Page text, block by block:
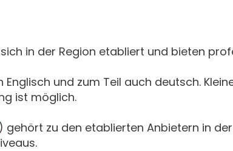
in der Region etabliert und bieten
und zum Teil auch deutsch.
ist möglich.
) gehört zu den etablierten Anbietern in